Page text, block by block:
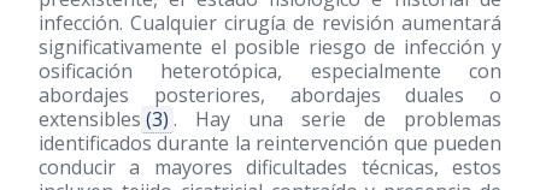
infección. Cualquier cirugía de revisión aumentará
significativamente el posible riesgo de infección y
osificación heterotópica, especialmente con
abordajes posteriores, abordajes duales o
extensibles (3) . Hay una serie de problemas
identificados durante la reintervención que pueden
conducir a mayores dificultades técnicas, estos